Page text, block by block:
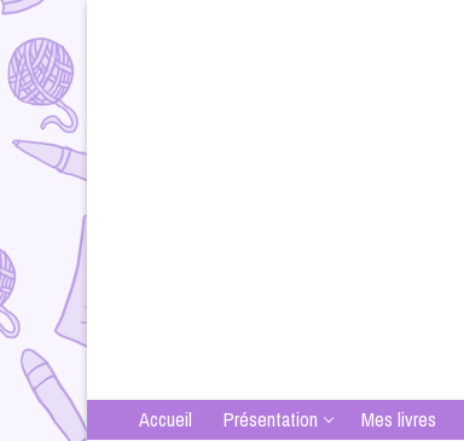
Accueil Présentation Mes livres